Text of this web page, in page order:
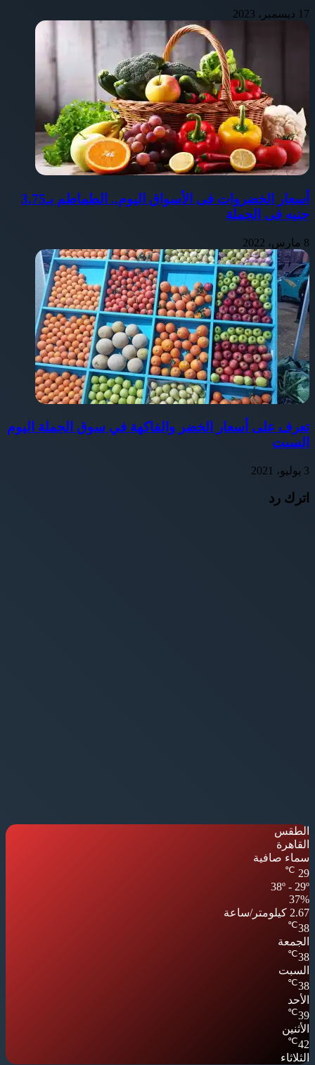
17 ديسمبر، 2023
أسعار الخضروات فى الأسواق اليوم.. الطماطم بـ3.75
جنيه فى الجملة
8 مارس، 2022
تعرف على أسعار الخضر والفاكهة في سوق الجملة اليوم
السبت
3 يوليو، 2021
اترك رد
الطقس
القاهرة
سماء صافية
29
℃
38º - 29º
37%
2.67 كيلومتر/ساعة
38
℃
الجمعة
38
℃
السبت
38
℃
الأحد
39
℃
الأثنين
42
℃
الثلاثاء